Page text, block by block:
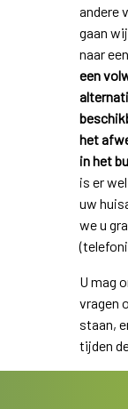
andere
gaan
naar
een
het
in het
is er
uw
we u
U mag
vragen
staan,
tijden